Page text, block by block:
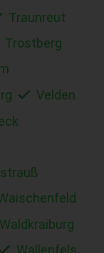
Traunreut
Trostberg
Velden
Waldkraiburg
Wallenfels